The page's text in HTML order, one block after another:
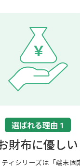
選ばれる理由 1
財布に優しい
ィシリーズは「端末固